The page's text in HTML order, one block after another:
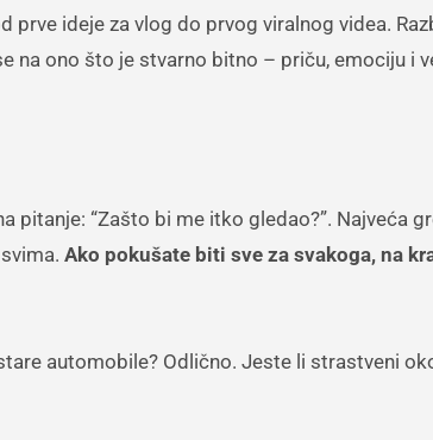
ideje za vlog do prvog viralnog videa.
na ono što je stvarno bitno – priču, emociju i
pitanje: “Zašto bi me itko gledao?”. Najveća
Ako pokušate biti sve za svakoga, na
automobile? Odlično. Jeste li strastveni